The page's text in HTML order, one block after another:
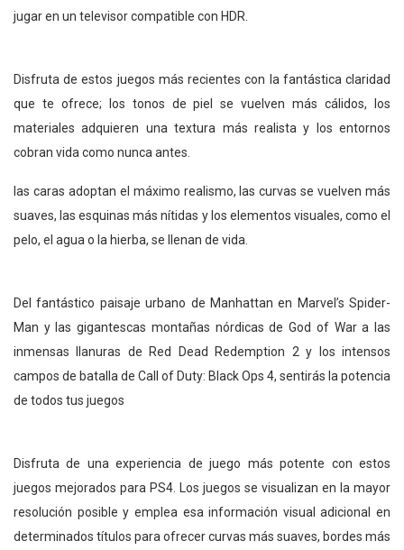
jugar en un televisor compatible con HDR.
Disfruta de estos juegos más recientes con la fantástica claridad
que te ofrece; los tonos de piel se vuelven más cálidos, los
materiales adquieren una textura más realista y los entornos
cobran vida como nunca antes.
las caras adoptan el máximo realismo, las curvas se vuelven más
suaves, las esquinas más nítidas y los elementos visuales, como el
pelo, el agua o la hierba, se llenan de vida.
Del fantástico paisaje urbano de Manhattan en Marvel’s Spider-
Man y las gigantescas montañas nórdicas de God of War a las
inmensas llanuras de Red Dead Redemption 2 y los intensos
campos de batalla de Call of Duty: Black Ops 4, sentirás la potencia
de todos tus juegos
Disfruta de una experiencia de juego más potente con estos
juegos mejorados para PS4. Los juegos se visualizan en la mayor
resolución posible y emplea esa información visual adicional en
determinados títulos para ofrecer curvas más suaves, bordes más